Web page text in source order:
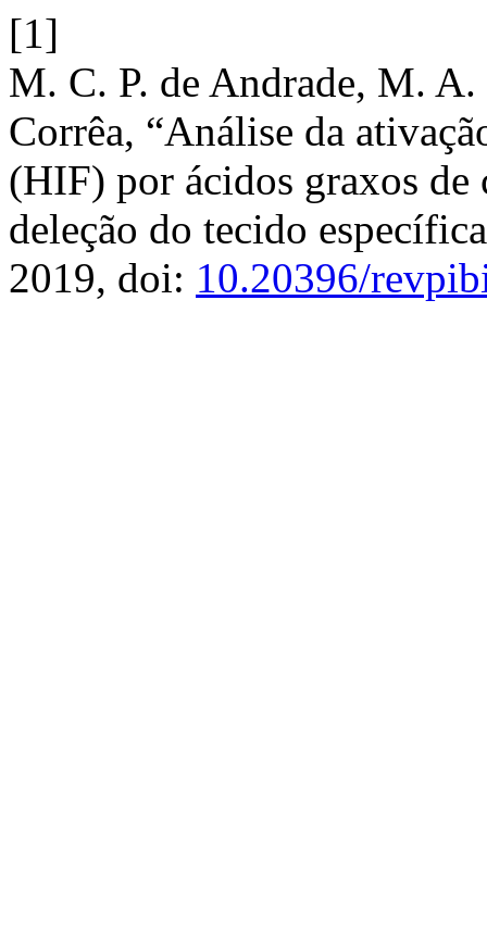
[1]
M. C. P. de Andrade, M.
Corrêa, “Análise da
(HIF) por ácidos graxos de
deleção do tecido
2019, doi: 10.20396/